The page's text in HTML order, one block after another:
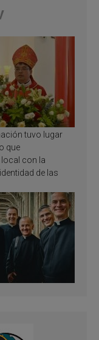
tuvo lugar
que
con la
de las